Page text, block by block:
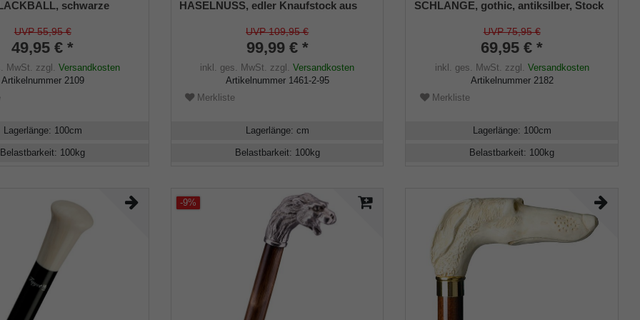
schwarze
aus leichtem und
Jambis-Bambusrohr,
UVP 55,95 €
49,95 € *
MwSt. zzgl. Versandkosten
Artikelnummer 2109
Lagerlänge: 100cm
Belastbarkeit: 100kg
HASELNUSS, edler Knaufstock aus
Wurzelseite handpoliert, rindenecht
und seidenmatt lackiert, inklusiv
Tragschlaufe aus Leder und
Bergstockspitze aus Metall.
UVP 109,95 €
99,99 € *
inkl. ges. MwSt. zzgl.Versandkosten
Artikelnummer 1461-2-95
Merkliste
Lagerlänge: cm
Belastbarkeit: 100kg
SCHLANGE, gothic, antiksilber, Stock
UVP 75,95 €
69,95 € *
inkl. ges. MwSt. zzgl. Versandkosten
Artikelnummer 2182
Merkliste
Lagerlänge: 100cm
Belastbarkeit: 100kg
-9%